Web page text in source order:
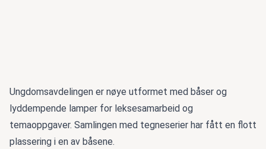
Ungdomsavdelingen er nøye utformet med båser og
lyddempende lamper for leksesamarbeid og
temaoppgaver. Samlingen med tegneserier har fått en flott
plassering i en av båsene.